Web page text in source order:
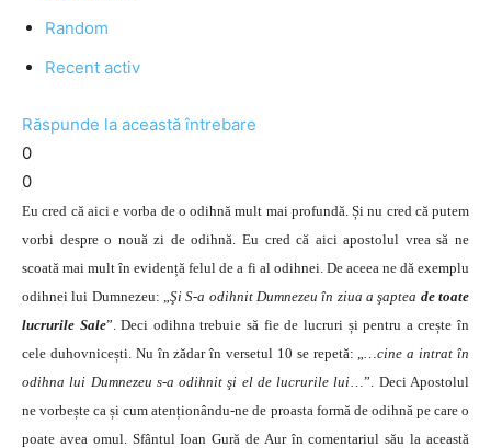
Random
Recent activ
Răspunde la această întrebare
0
0
Eu cred că aici e vorba de o odihnă mult mai profundă. Și nu cred că putem
vorbi despre o nouă zi de odihnă. Eu cred că aici apostolul vrea să ne
scoată mai mult în evidență felul de a fi al odihnei. De aceea ne dă exemplu
odihnei lui Dumnezeu: „Şi S-a odihnit Dumnezeu în ziua a şaptea de toate
lucrurile Sale”. Deci odihna trebuie să fie de lucruri și pentru a crește în
cele duhovnicești. Nu în zădar în versetul 10 se repetă: „…cine a intrat în
odihna lui Dumnezeu s-a odihnit şi el de lucrurile lui…”. Deci Apostolul
ne vorbește ca și cum atenționându-ne de proasta formă de odihnă pe care o
poate avea omul. Sfântul Ioan Gură de Aur în comentariul său la această